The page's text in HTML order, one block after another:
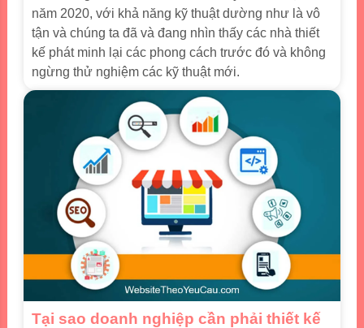
năm 2020, với khả năng kỹ thuật dường như là vô
tận và chúng ta đã và đang nhìn thấy các nhà thiết
kế phát minh lại các phong cách trước đó và không
ngừng thử nghiệm các kỹ thuật mới.
Tại sao doanh nghiệp cần phải thiết kế